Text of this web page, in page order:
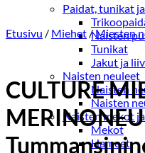
Paidat, tunikat
Naisten
Tunikat
Jakut ja
Naisten neuleet
Naisten
Naisten
Naisten mekot
Mekot
Hameet
Etusivu / Miehet /Miesten
CULTURE